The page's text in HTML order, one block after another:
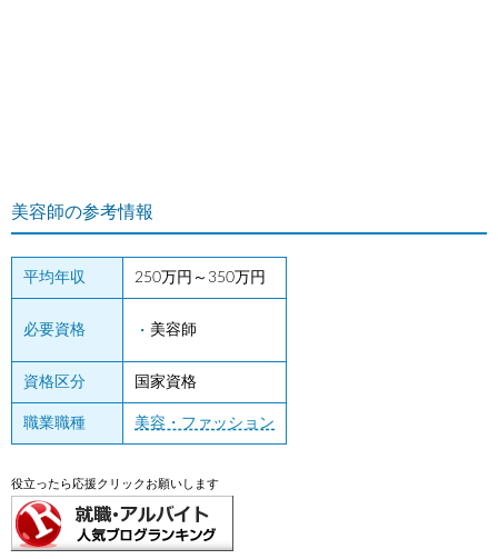
美容師の参考情報
平均年収 250万円～350万円
必要資格 美容師
資格区分 国家資格
職業職種 美容・ファッション
役立ったら応援クリックお願いします